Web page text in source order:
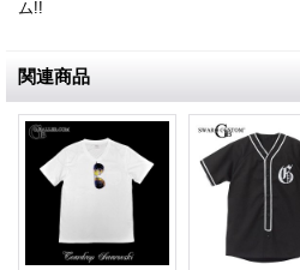
ム!!
関連商品